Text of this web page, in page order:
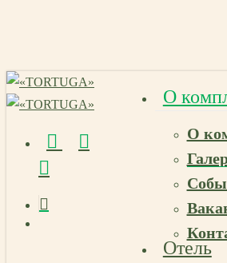
content
vk telegram
О
О
Отель